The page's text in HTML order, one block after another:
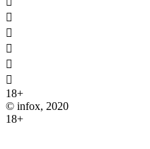





18+
© infox, 2020
18+